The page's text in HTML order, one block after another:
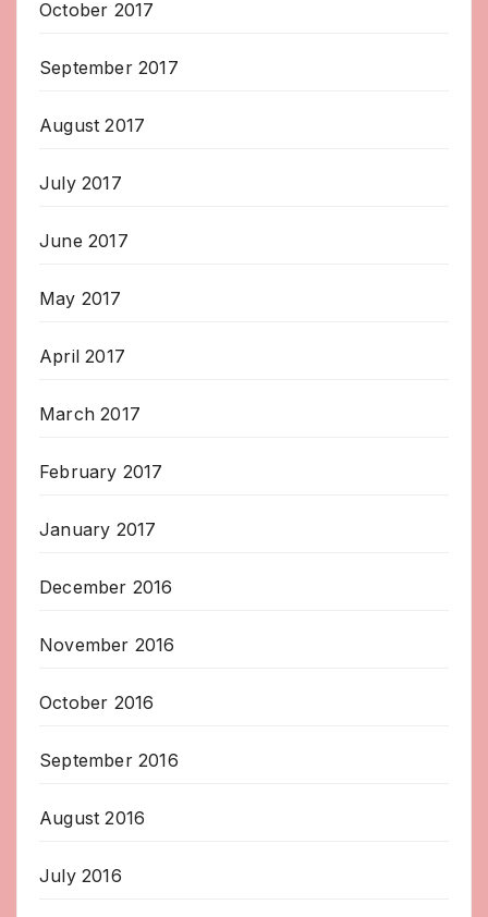
October 2017
September 2017
August 2017
July 2017
June 2017
May 2017
April 2017
March 2017
February 2017
January 2017
December 2016
November 2016
October 2016
September 2016
August 2016
July 2016